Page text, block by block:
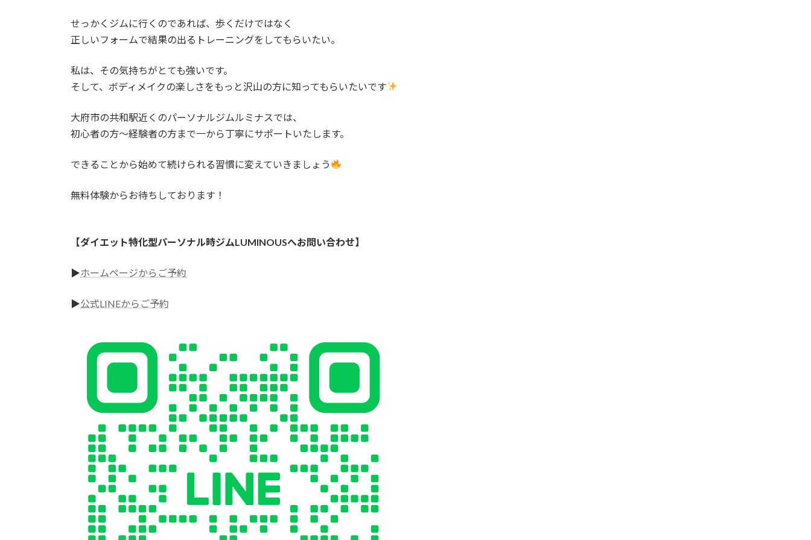
せっかくジムに行くのであれば、歩くだけではなく
正しいフォームで結果の出るトレーニングをしてもらいたい。
私は、その気持ちがとても強いです。
そして、ボディメイクの楽しさをもっと沢山の方に知ってもらいたいです
大府市の共和駅近くのパーソナルジムルミナスでは、
初心者の方〜経験者の方まで一から丁寧にサポートいたします。
できることから始めて続けられる習慣に変えていきましょう
無料体験からお待ちしております！
【ダイエット特化型パーソナル時ジムLUMINOUSへお問い合わせ】
▶︎ホームページからご予約
▶︎公式LINEからご予約